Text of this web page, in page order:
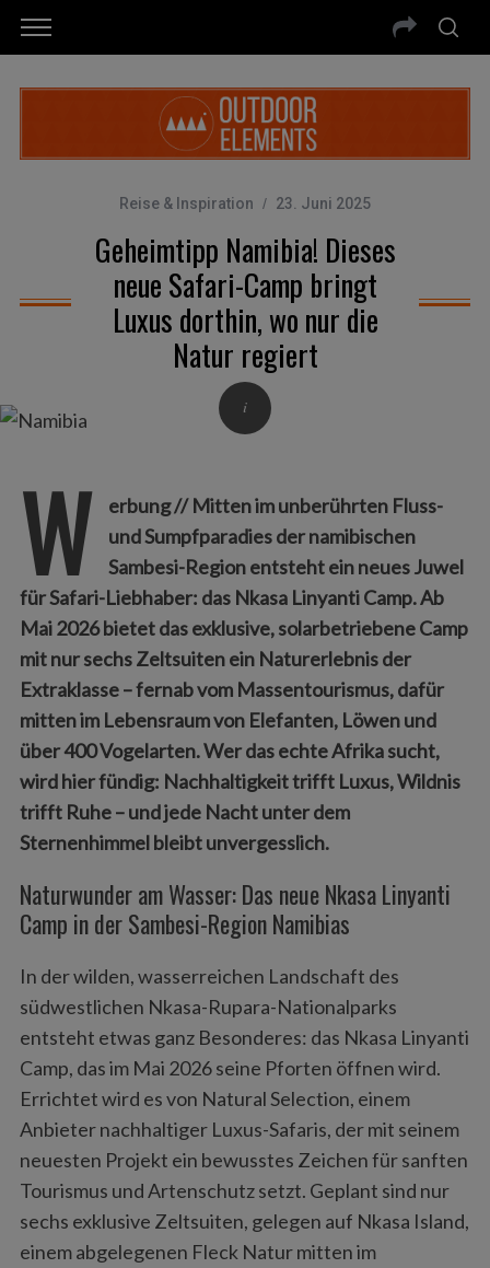
Reise & Inspiration 23. Juni 2025
Geheimtipp Namibia! Dieses
neue Safari-Camp bringt
Luxus dorthin, wo nur die
Natur regiert
W
erbung // Mitten im unberührten Fluss-
und Sumpfparadies der namibischen
Sambesi-Region entsteht ein neues Juwel
für Safari-Liebhaber: das Nkasa Linyanti Camp. Ab
Mai 2026 bietet das exklusive, solarbetriebene Camp
mit nur sechs Zeltsuiten ein Naturerlebnis der
Extraklasse – fernab vom Massentourismus, dafür
mitten im Lebensraum von Elefanten, Löwen und
über 400 Vogelarten. Wer das echte Afrika sucht,
wird hier fündig: Nachhaltigkeit trifft Luxus, Wildnis
trifft Ruhe – und jede Nacht unter dem
Sternenhimmel bleibt unvergesslich.
Naturwunder am Wasser: Das neue Nkasa Linyanti
Camp in der Sambesi-Region Namibias
In der wilden, wasserreichen Landschaft des
südwestlichen Nkasa-Rupara-Nationalparks
entsteht etwas ganz Besonderes: das Nkasa Linyanti
Camp, das im Mai 2026 seine Pforten öffnen wird.
Errichtet wird es von Natural Selection, einem
Anbieter nachhaltiger Luxus-Safaris, der mit seinem
neuesten Projekt ein bewusstes Zeichen für sanften
Tourismus und Artenschutz setzt. Geplant sind nur
sechs exklusive Zeltsuiten, gelegen auf Nkasa Island,
einem abgelegenen Fleck Natur mitten im